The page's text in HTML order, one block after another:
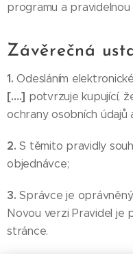
programu a
Závěrečná
1.Odesláním
[….] potvrzuje kupující,
ochrany osobních údajů
2. S těmito pravidly
objednávce;
3. Správce je
Novou verzi Pravidel je
stránce.